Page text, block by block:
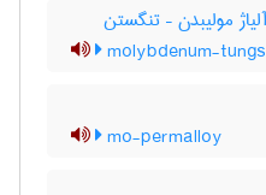
مولیبدن – تنگستن
molybdenum-
mo-permalloy